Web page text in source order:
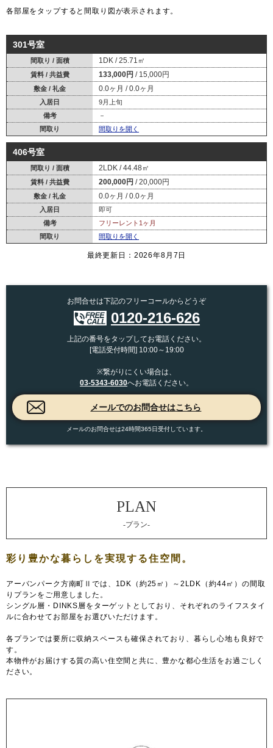
各部屋を タップすると間取り図が表示されます。
301号室
間取り / 面積 1DK 25.71㎡
賃料 / 共益費 133,000円 15,000円
敷金 / 礼金 0.0ヶ月 0.0ヶ月
入居日
9月上旬
備考
－
間取り
間取りを開く
406号室
間取り / 面積 2LDK 44.48㎡
賃料 / 共益費 200,000円 20,000円
敷金 / 礼金 0.0ヶ月 0.0ヶ月
入居日
即可
備考
フリーレント1ヶ月
間取り
間取りを開く
最終更新日：2026年8月7日
お問合せは下記のフリーコールからどうぞ
0120-216-626
上記の番号をタップしてお電話ください。
[電話受付時間] 10:00～19:00
※繋がりにくい場合は、
03-5343-6030へお電話ください。
メールのお問合せは24時間365日受付しています。
-プラン-
アーバンパーク方南町Ⅱでは、1DK（約25㎡）～2LDK（約44㎡）の間取
りプランをご用意しました。
シングル層・DINKS層をターゲットとしており、それぞれのライフスタイ
ルに合わせてお部屋をお選びいただけます。
各プランでは要所に収納スペースも確保されており、暮らし心地も良好で
す。
本物件がお届けする質の高い住空間と共に、豊かな都心生活をお過ごしく
ださい。